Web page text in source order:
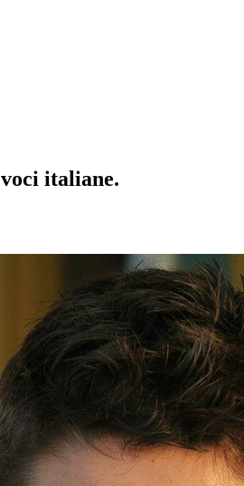
voci italiane.